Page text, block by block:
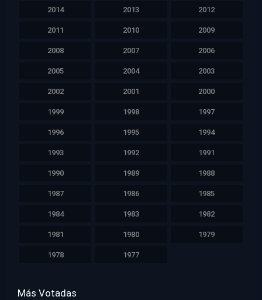
2014 2013 2012
2011 2010 2009
2008 2007 2006
2005 2004 2003
2002 2001 2000
1999 1998 1997
1996 1995 1994
1993 1992 1991
1990 1989 1988
1987 1986 1985
1984 1983 1982
1981 1980 1979
1978 1977
Más Votadas